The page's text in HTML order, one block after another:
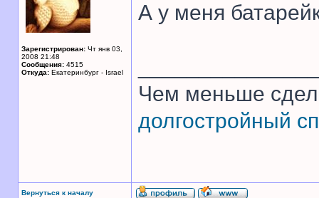
Зарегистрирован: Чт янв 03,
2008 21:48
Сообщения: 4515
Откуда: Екатеринбург - Israel
А у меня
Чем меньше
долгостройный
Вернуться к началу